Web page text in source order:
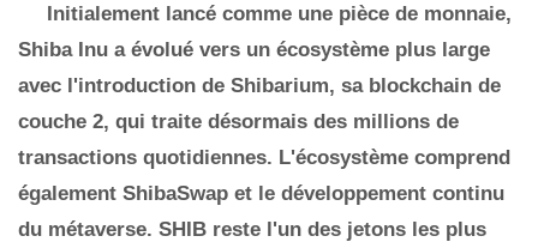
Initialement lancé comme une pièce de monnaie,
Shiba Inu a évolué vers un écosystème plus large
avec l'introduction de Shibarium, sa blockchain de
couche 2, qui traite désormais des millions de
transactions quotidiennes. L'écosystème comprend
également ShibaSwap et le développement continu
du métaverse. SHIB reste l'un des jetons les plus